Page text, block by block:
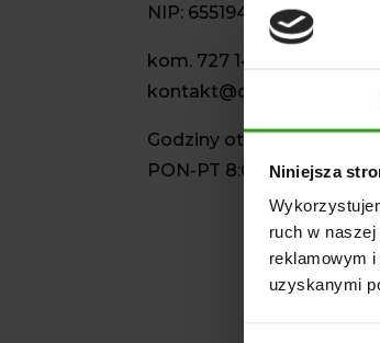
Niniejsza
ruch w
reklamowym
uzyskanymi
NIP: 6551947508
kom. 727 141 971
kontakt@czesciagrol.pl
Godziny otwarcia:
PON-PT 8:00 – 16.00